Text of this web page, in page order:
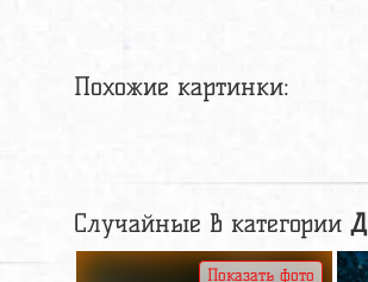
Похожие картинки:
Случайные в категории
Показать фото